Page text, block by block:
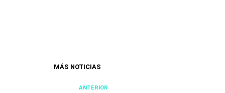
MÁS NOTICIAS
ANTERIOR